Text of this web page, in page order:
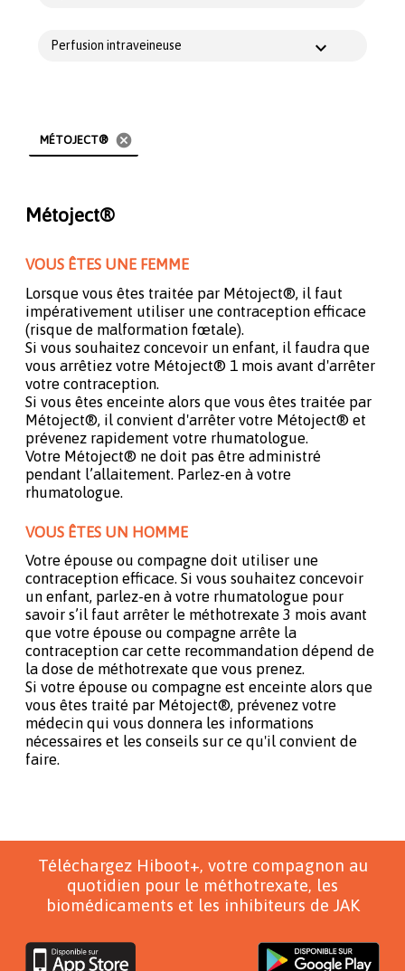
Perfusion intraveineuse
MÉTOJECT® cancel
Métoject®
VOUS ÊTES UNE FEMME
Lorsque vous êtes traitée par Métoject®, il faut
impérativement utiliser une contraception efficace
(risque de malformation fœtale).
Si vous souhaitez concevoir un enfant, il faudra que
vous arrêtiez votre Métoject® 1 mois avant d'arrêter
votre contraception.
Si vous êtes enceinte alors que vous êtes traitée par
Métoject®, il convient d'arrêter votre Métoject® et
prévenez rapidement votre rhumatologue.
Votre Métoject® ne doit pas être administré
pendant l’allaitement. Parlez-en à votre
rhumatologue.
VOUS ÊTES UN HOMME
Votre épouse ou compagne doit utiliser une
contraception efficace. Si vous souhaitez concevoir
un enfant, parlez-en à votre rhumatologue pour
savoir s’il faut arrêter le méthotrexate 3 mois avant
que votre épouse ou compagne arrête la
contraception car cette recommandation dépend de
la dose de méthotrexate que vous prenez.
Si votre épouse ou compagne est enceinte alors que
vous êtes traité par Métoject®, prévenez votre
médecin qui vous donnera les informations
nécessaires et les conseils sur ce qu'il convient de
faire.
Téléchargez Hiboot+, votre compagnon au
quotidien pour le méthotrexate, les
biomédicaments et les inhibiteurs de JAK